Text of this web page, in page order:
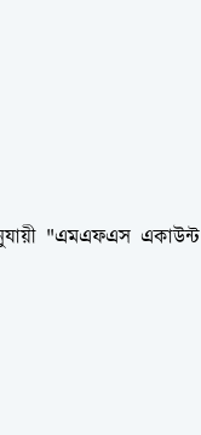
"এমএফএস একাউন্ট